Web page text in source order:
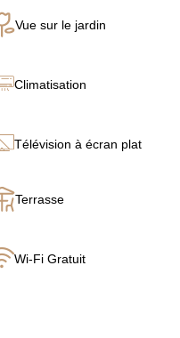
Vue sur le jardin
Climatisation
Télévision à écran plat
Terrasse
Wi-Fi Gratuit